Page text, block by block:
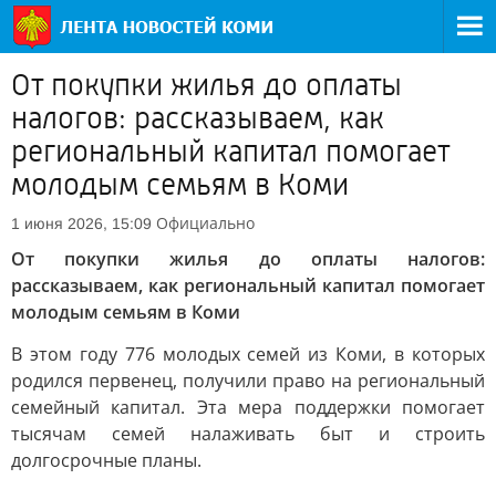
От покупки жилья до оплаты
налогов: рассказываем, как
региональный капитал помогает
молодым семьям в Коми
1 июня 2026, 15:09 Официально
От покупки жилья до оплаты налогов:
рассказываем, как региональный капитал помогает
молодым семьям в Коми
В этом году 776 молодых семей из Коми, в которых
родился первенец, получили право на региональный
семейный капитал. Эта мера поддержки помогает
тысячам семей налаживать быт и строить
долгосрочные планы.